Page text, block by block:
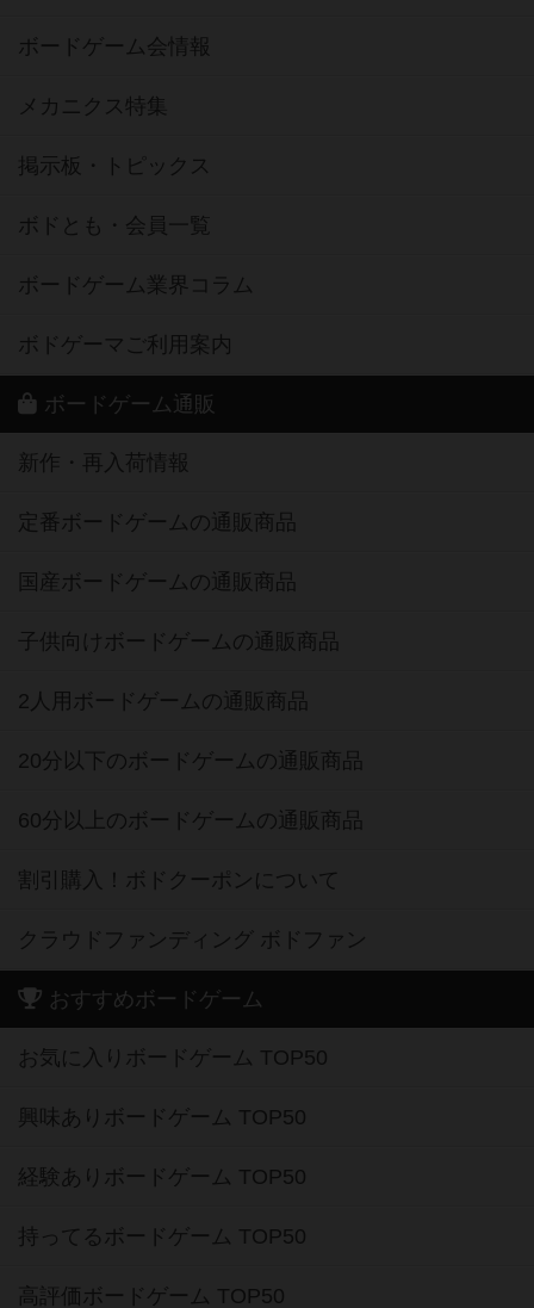
ボードゲーム会情報
メカニクス特集
掲示板・トピックス
ボドとも・会員一覧
ボードゲーム業界コラム
ボドゲーマご利用案内
ボードゲーム通販
新作・再入荷情報
定番ボードゲームの通販商品
国産ボードゲームの通販商品
子供向けボードゲームの通販商品
2人用ボードゲームの通販商品
20分以下のボードゲームの通販商品
60分以上のボードゲームの通販商品
割引購入！ボドクーポンについて
クラウドファンディング ボドファン
おすすめボードゲーム
お気に入りボードゲーム TOP50
興味ありボードゲーム TOP50
経験ありボードゲーム TOP50
持ってるボードゲーム TOP50
高評価ボードゲーム TOP50